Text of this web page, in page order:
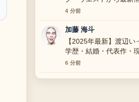
寧で、流れを追いやす
4 分前
加藤 海斗
【2025年最新】渡辺
学歴・結婚・代表作・
証がしっかりしていて
6 分前